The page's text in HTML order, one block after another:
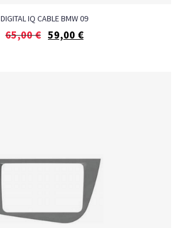
DIGITAL IQ CABLE BMW 09
65,00€ 59,00 €